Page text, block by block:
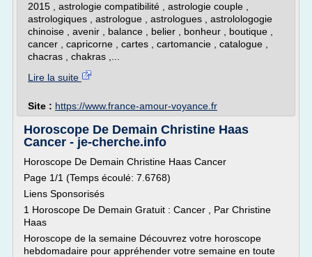
2015 , astrologie compatibilité , astrologie couple ,
astrologiques , astrologue , astrologues , astrolologogie
chinoise , avenir , balance , belier , bonheur , boutique ,
cancer , capricorne , cartes , cartomancie , catalogue ,
chacras , chakras ,...
Lire la suite
Site : https://www.france-amour-voyance.fr
Horoscope De Demain Christine Haas
Cancer - je-cherche.info
Horoscope De Demain Christine Haas Cancer
Page 1/1 (Temps écoulé: 7.6768)
Liens Sponsorisés
1 Horoscope De Demain Gratuit : Cancer , Par Christine
Haas
Horoscope de la semaine Découvrez votre horoscope
hebdomadaire pour appréhender votre semaine en toute